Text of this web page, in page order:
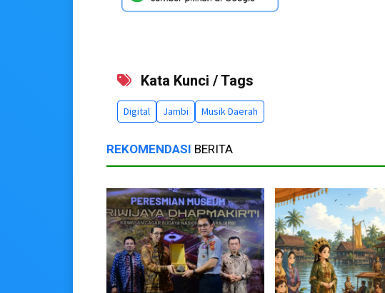
Kata Kunci / Tags
Digital Jambi Musik Daerah
REKOMENDASI BERITA